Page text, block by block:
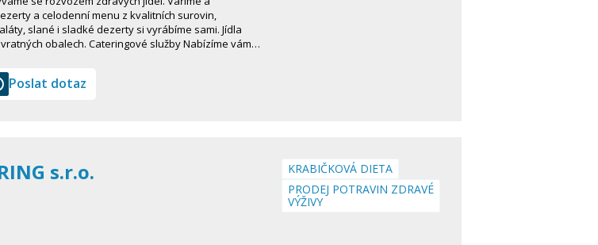
a celodenní menu z kvalitních surovin,
slané i sladké dezerty si vyrábíme sami. Jídla
obalech. Cateringové služby Nabízíme vám…
Poslat dotaz
s.r.o.
KRABIČKOVÁ DIETA
PRODEJ POTRAVIN ZDRAVÉ
VÝŽIVY